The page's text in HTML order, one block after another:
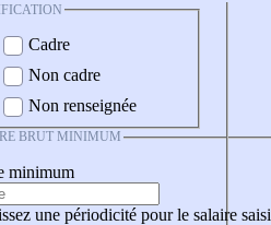
Cadre
Non cadre
Non renseignée
BRUT MINIMUM
minimum
une périodicité pour le salaire saisi